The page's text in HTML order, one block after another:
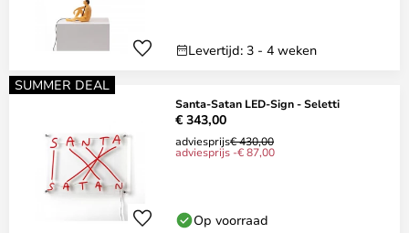
Levertijd: 3 - 4 weken
SUMMER DEAL
Santa-Satan LED-Sign - Seletti
€ 343,00
adviesprijs€ 430,00
adviesprijs -€ 87,00
Op voorraad